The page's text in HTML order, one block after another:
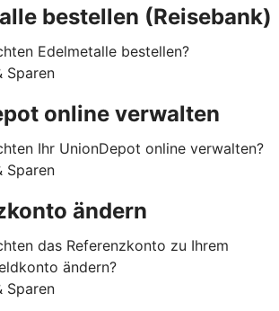
bestellen (Reisebank)
Edelmetalle bestellen?
Sparen
online verwalten
Ihr UnionDepot online verwalten?
Sparen
ändern
das Referenzkonto zu Ihrem
ändern?
Sparen